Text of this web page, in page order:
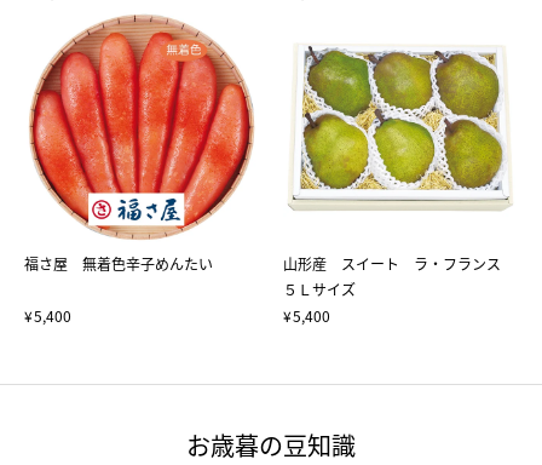
福さ屋 無着色辛子めんたい
5,400
山形産 スイート ラ・フランス
５Ｌサイズ
5,400
お歳暮の豆知識